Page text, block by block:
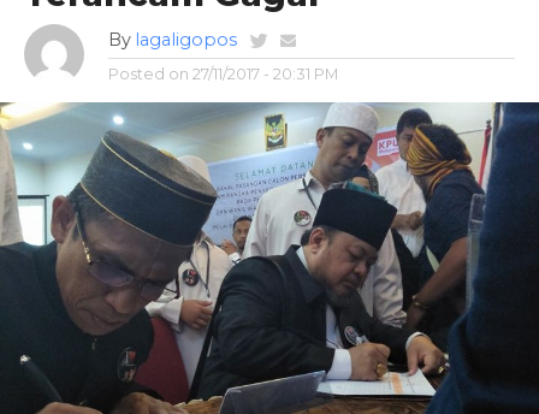
By lagaligopos
Posted on 27/11/2017 - 20:31 PM